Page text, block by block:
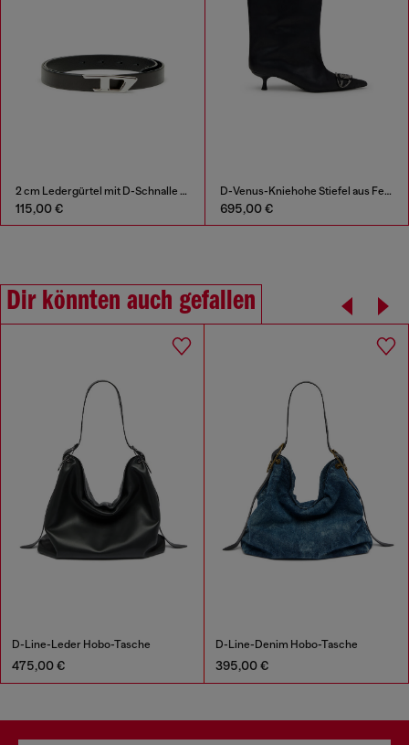
2 cm Ledergürtel mit D-Schnalle aus Metall
115,00 €
D-Venus-Kniehohe Stiefel aus Fettleder
695,00 €
Dir könnten auch gefallen
D-Line-Leder Hobo-Tasche
475,00 €
D-Line-Denim Hobo-Tasche
395,00 €